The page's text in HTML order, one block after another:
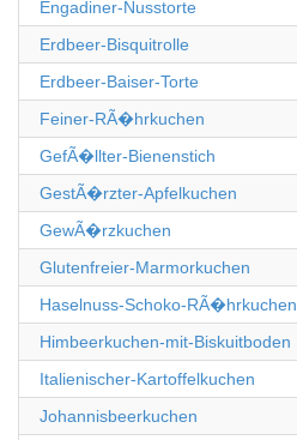
Engadiner-Nusstorte
Erdbeer-Bisquitrolle
Erdbeer-Baiser-Torte
Feiner-RÃ�hrkuchen
GefÃ�llter-Bienenstich
GestÃ�rzter-Apfelkuchen
GewÃ�rzkuchen
Glutenfreier-Marmorkuchen
Haselnuss-Schoko-RÃ�hrkuchen
Himbeerkuchen-mit-Biskuitboden
Italienischer-Kartoffelkuchen
Johannisbeerkuchen